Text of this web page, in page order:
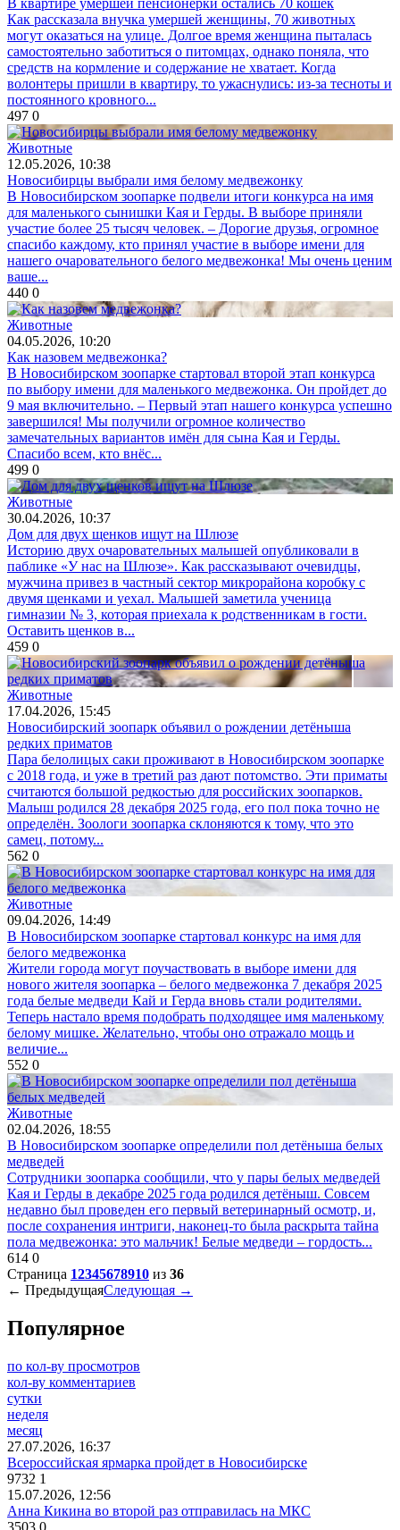
В квартире умершей пенсионерки остались 70 кошек
Как рассказала внучка умершей женщины, 70 животных
могут оказаться на улице. Долгое время женщина пыталась
самостоятельно заботиться о питомцах, однако поняла, что
средств на кормление и содержание не хватает. Когда
волонтеры пришли в квартиру, то ужаснулись: из-за тесноты и
постоянного кровного...
497 0
Животные
12.05.2026, 10:38
Новосибирцы выбрали имя белому медвежонку
В Новосибирском зоопарке подвели итоги конкурса на имя
для маленького сынишки Кая и Герды. В выборе приняли
участие более 25 тысяч человек. – Дорогие друзья, огромное
спасибо каждому, кто принял участие в выборе имени для
нашего очаровательного белого медвежонка! Мы очень ценим
ваше...
440 0
Животные
04.05.2026, 10:20
Как назовем медвежонка?
В Новосибирском зоопарке стартовал второй этап конкурса
по выбору имени для маленького медвежонка. Он пройдет до
9 мая включительно. – Первый этап нашего конкурса успешно
завершился! Мы получили огромное количество
замечательных вариантов имён для сына Кая и Герды.
Спасибо всем, кто внёс...
499 0
Животные
30.04.2026, 10:37
Дом для двух щенков ищут на Шлюзе
Историю двух очаровательных малышей опубликовали в
паблике «У нас на Шлюзе». Как рассказывают очевидцы,
мужчина привез в частный сектор микрорайона коробку с
двумя щенками и уехал. Малышей заметила ученица
гимназии № 3, которая приехала к родственникам в гости.
Оставить щенков в...
459 0
Животные
17.04.2026, 15:45
Новосибирский зоопарк объявил о рождении детёныша
редких приматов
Пара белолицых саки проживают в Новосибирском зоопарке
с 2018 года, и уже в третий раз дают потомство. Эти приматы
считаются большой редкостью для российских зоопарков.
Малыш родился 28 декабря 2025 года, его пол пока точно не
определён. Зоологи зоопарка склоняются к тому, что это
самец, потому...
562 0
Животные
09.04.2026, 14:49
В Новосибирском зоопарке стартовал конкурс на имя для
белого медвежонка
Жители города могут поучаствовать в выборе имени для
нового жителя зоопарка – белого медвежонка 7 декабря 2025
года белые медведи Кай и Герда вновь стали родителями.
Теперь настало время подобрать подходящее имя маленькому
белому мишке. Желательно, чтобы оно отражало мощь и
величие...
552 0
Животные
02.04.2026, 18:55
В Новосибирском зоопарке определили пол детёныша белых
медведей
Сотрудники зоопарка сообщили, что у пары белых медведей
Кая и Герды в декабре 2025 года родился детёныш. Совсем
недавно был проведен его первый ветеринарный осмотр, и,
после сохранения интриги, наконец-то была раскрыта тайна
пола медвежонка: это мальчик! Белые медведи – гордость...
614 0
Страница 12345678910 из 36
← ПредыдущаяСледующая →
Популярное
по кол-ву просмотров
кол-ву комментариев
сутки
неделя
месяц
27.07.2026, 16:37
Всероссийская ярмарка пройдет в Новосибирске
9732 1
15.07.2026, 12:56
Анна Кикина во второй раз отправилась на МКС
3503 0